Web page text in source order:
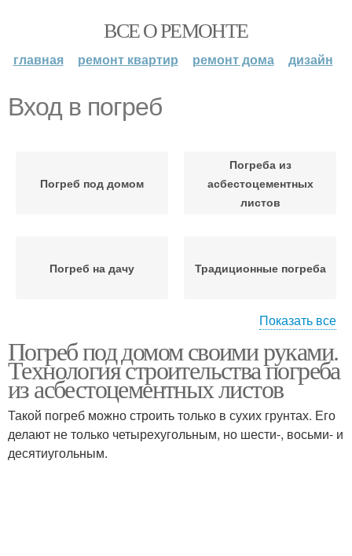
ВСЕ О РЕМОНТЕ
главная ремонт квартир ремонт дома дизайн
Вход в погреб
Погреб под домом
Погреба из
асбестоцементных
листов
Погреб на дачу Традиционные погреба
Земляной погреб Дешевый погреб
Погреб из пластика
Показать все
Погреб под домом своими руками.
Технология строительства погреба
из асбестоцементных листов
Такой погреб можно строить только в сухих грунтах. Его
делают не только четырехугольным, но шести-, восьми- и
десятиугольным.